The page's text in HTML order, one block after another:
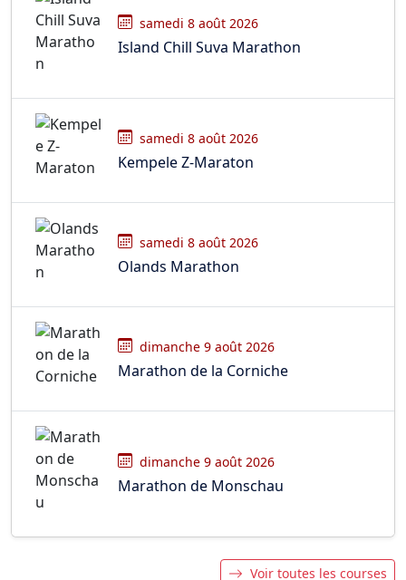
samedi 8 août 2026
Island Chill Suva Marathon
samedi 8 août 2026
Kempele Z-Maraton
samedi 8 août 2026
Olands Marathon
dimanche 9 août 2026
Marathon de la Corniche
dimanche 9 août 2026
Marathon de Monschau
Voir toutes les courses